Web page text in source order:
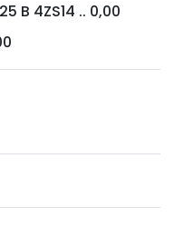
B 4ZS14 .. 0,00